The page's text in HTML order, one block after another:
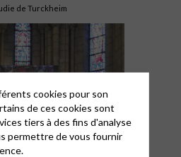
de Turckheim
cookies pour son
de ces cookies sont
tiers à des fins d'analyse
permettre de vous fournir